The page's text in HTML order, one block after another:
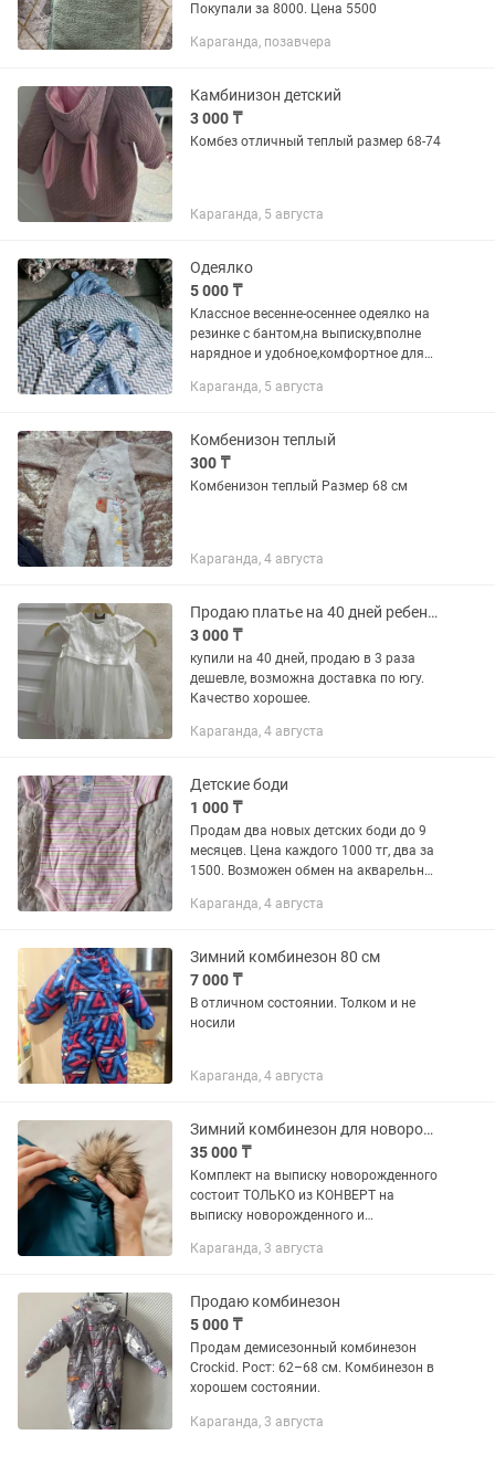
Покупали за 8000. Цена 5500
Караганда, позавчера
Камбинизон детский
3 000 ₸
Комбез отличный теплый размер 68-74
Караганда, 5 августа
Одеялко
5 000 ₸
Классное весенне-осеннее одеялко на
резинке с бантом,на выписку,вполне
нарядное и удобное,комфортное для
нового,использовано 1 раз..к нему
Караганда, 5 августа
Комбенизон теплый
300 ₸
Комбенизон теплый Размер 68 см
Караганда, 4 августа
Продаю платье на 40 дней ребенку( девочке)
3 000 ₸
купили на 40 дней, продаю в 3 раза
дешевле, возможна доставка по югу.
Качество хорошее.
Караганда, 4 августа
Детские боди
1 000 ₸
Продам два новых детских боди до 9
месяцев. Цена каждого 1000 тг, два за
1500. Возможен обмен на акварельные
Караганда, 4 августа
Зимний комбинезон 80 см
7 000 ₸
В отличном состоянии. Толком и не
носили
Караганда, 4 августа
Зимний комбинезон для новорожденных
35 000 ₸
Комплект на выписку новорожденного
состоит ТОЛЬКО из КОНВЕРТ на
выписку новорожденного и
Комбинезон детский можно носить
температуре от +15 до...
Караганда, 3 августа
Продаю комбинезон
5 000 ₸
Продам демисезонный комбинезон
Crockid. Рост: 62–68 см. Комбинезон в
хорошем состоянии.
Караганда, 3 августа